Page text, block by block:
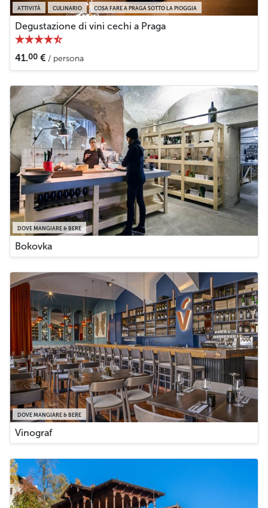
Meno
ATTIVITÀ CULINARIO COSA FARE A PRAGA SOTTO LA PIOGGIA
Degustazione di vini cechi a Praga
41.00 € / persona
DOVE MANGIARE & BERE
Bokovka
DOVE MANGIARE & BERE
Vinograf